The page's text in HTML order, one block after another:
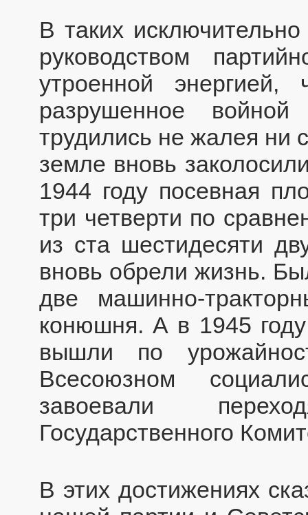
В таких
руководством
утроенной энергией,
разрушенное
трудились не жалея
земле вновь
1944 году посевная
три четверти по
из ста шестидесяти
вновь обрели жизнь.
две машинно-
конюшня. А в 1945
вышли по
Всесоюзном
завоевали
Государственного
В этих достижениях